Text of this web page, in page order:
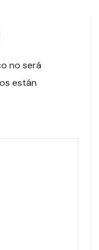
no será
están